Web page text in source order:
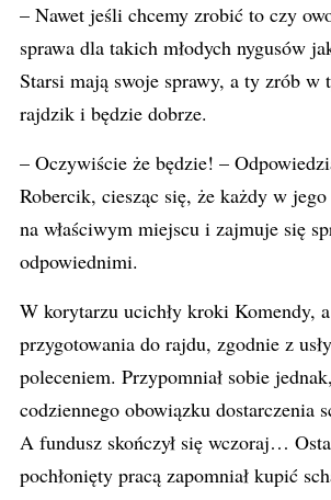
– Nawet jeśli chcemy zrobić to czy
sprawa dla takich młodych nygusów
Starsi mają swoje sprawy, a ty zrób w
rajdzik i będzie dobrze.
– Oczywiście że będzie! –
Robercik, ciesząc się, że każdy w
na właściwym miejscu i zajmuje się
odpowiednimi.
W korytarzu ucichły kroki Komendy,
przygotowania do rajdu, zgodnie z
poleceniem. Przypomniał sobie
codziennego obowiązku dostarczenia
A fundusz skończył się wczoraj…
pochłonięty pracą zapomniał kupić